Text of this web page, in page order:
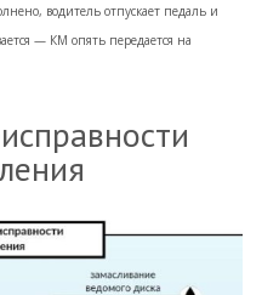
водитель отпускает педаль и
— КМ опять передается на